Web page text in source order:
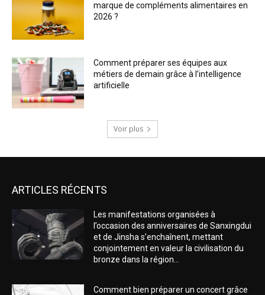
marque de compléments alimentaires en
2026 ?
Comment préparer ses équipes aux
métiers de demain grâce à l’intelligence
artificielle
Voir plus
ARTICLES RÉCENTS
Les manifestations organisées à
l’occasion des anniversaires de Sanxingdui
et de Jinsha s’enchaînent, mettant
conjointement en valeur la civilisation du
bronze dans la région...
Comment bien préparer un concert grâce